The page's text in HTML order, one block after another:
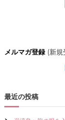
メルマガ登録 (新規
最近の投稿